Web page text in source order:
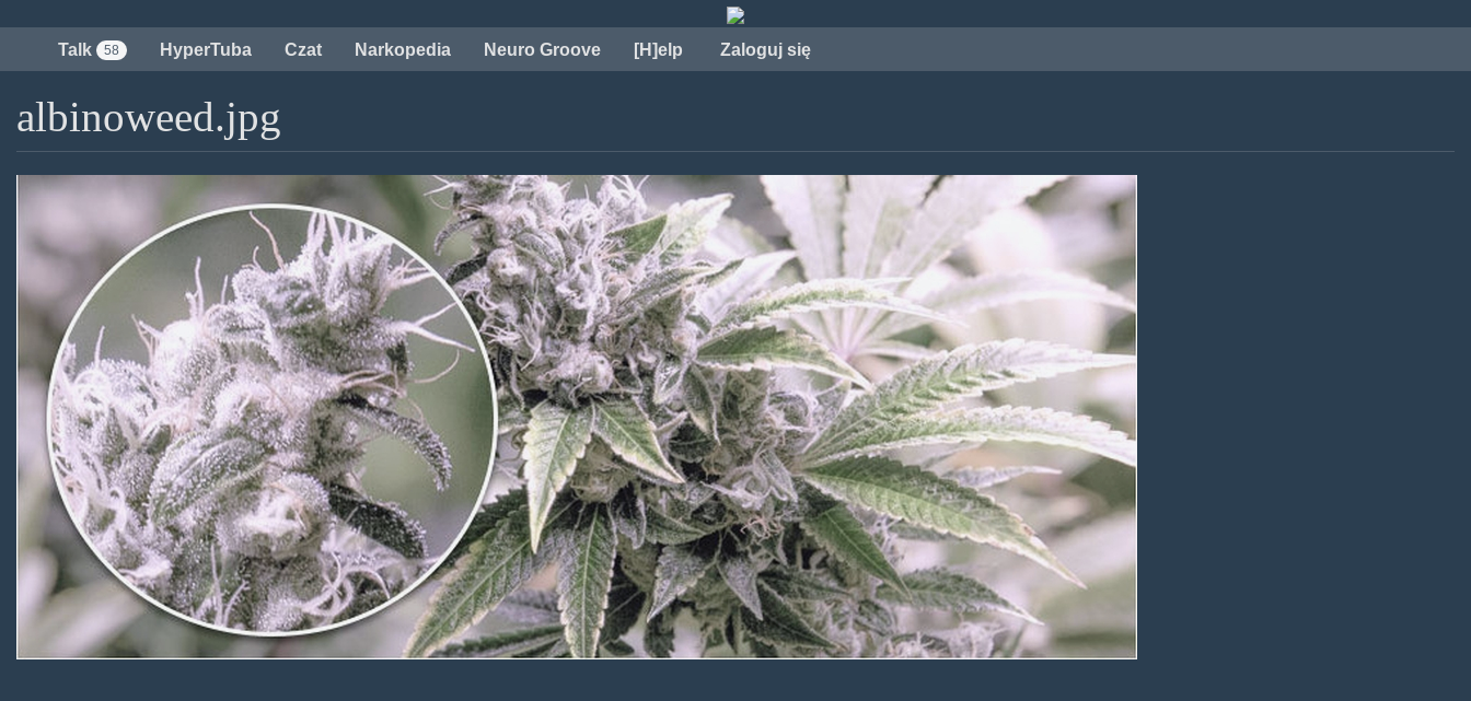
treści
Talk 58 HyperTuba Czat Narkopedia Neuro Groove [H]elp Zaloguj się
albinoweed.jpg